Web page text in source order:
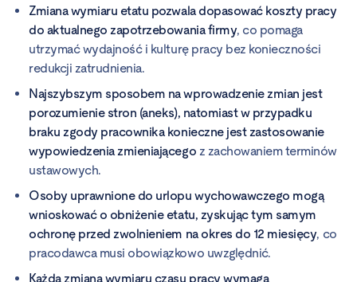
Zmiana wymiaru etatu pozwala dopasować koszty pracy
do aktualnego zapotrzebowania firmy, co pomaga
utrzymać wydajność i kulturę pracy bez konieczności
redukcji zatrudnienia.
Najszybszym sposobem na wprowadzenie zmian jest
porozumienie stron (aneks), natomiast w przypadku
braku zgody pracownika konieczne jest zastosowanie
wypowiedzenia zmieniającego z zachowaniem terminów
ustawowych.
Osoby uprawnione do urlopu wychowawczego mogą
wnioskować o obniżenie etatu, zyskując tym samym
ochronę przed zwolnieniem na okres do 12 miesięcy, co
pracodawca musi obowiązkowo uwzględnić.
Każda zmiana wymiaru czasu pracy wymaga